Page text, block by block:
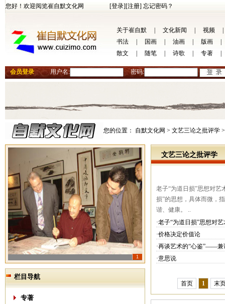
您好！欢迎阅览崔自默文化网 [登录][注册] 忘记密码？
关于崔自默 文化新闻 视频
书法
国画 油画 版画
散文
随笔 诗歌 专著
会员登录 用户名: 密码:
您的位置： 自默文化网 > 文艺三论之批评学 >
1
栏目导航
专著
文艺三论之批评学
老子“为道日损”思想对
损”的思想，具体而微，
谐、健康。 ..
·老子“为道日损”思想对
·价格决定价值论
·再谈艺术的“心鉴”——兼
·意思说
首页 1 末